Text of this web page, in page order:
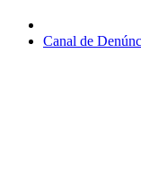
Canal de